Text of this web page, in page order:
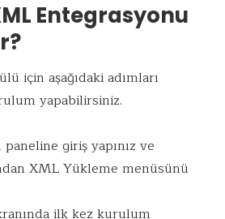
Entegrasyonu
için aşağıdaki adımları
yapabilirsiniz.
giriş yapınız ve
XML Yükleme menüsünü
ilk kez kurulum